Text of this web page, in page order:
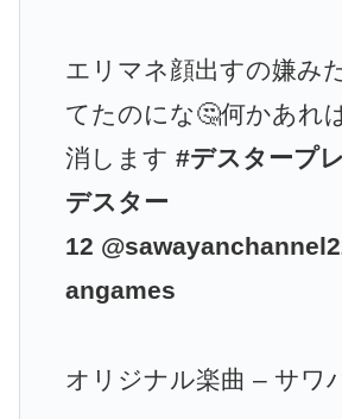
エリマネ顔出すの嫌み
てたのにな🤔何かあれ
消します #デスタープ
デスター
12
angames
オリジナル楽曲 – サワ